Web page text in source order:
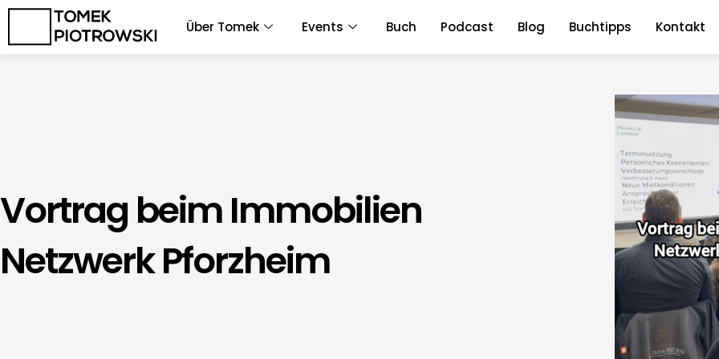
Zum
springen
Über Tomek Events Buch Podcast Blog Buchtipps Kontakt
Vortrag beim Immobilien
Netzwerk Pforzheim